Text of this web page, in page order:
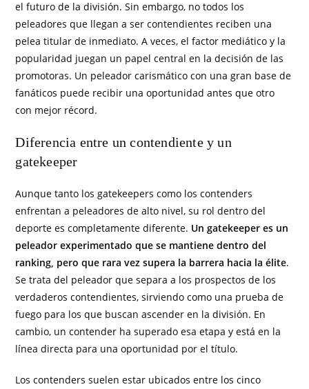
el futuro de la división. Sin embargo, no todos los
peleadores que llegan a ser contendientes reciben una
pelea titular de inmediato. A veces, el factor mediático y la
popularidad juegan un papel central en la decisión de las
promotoras. Un peleador carismático con una gran base de
fanáticos puede recibir una oportunidad antes que otro
con mejor récord.
Diferencia entre un contendiente y un
gatekeeper
Aunque tanto los gatekeepers como los contenders
enfrentan a peleadores de alto nivel, su rol dentro del
deporte es completamente diferente. Un gatekeeper es un
peleador experimentado que se mantiene dentro del
ranking, pero que rara vez supera la barrera hacia la élite.
Se trata del peleador que separa a los prospectos de los
verdaderos contendientes, sirviendo como una prueba de
fuego para los que buscan ascender en la división. En
cambio, un contender ha superado esa etapa y está en la
línea directa para una oportunidad por el título.
Los contenders suelen estar ubicados entre los cinco